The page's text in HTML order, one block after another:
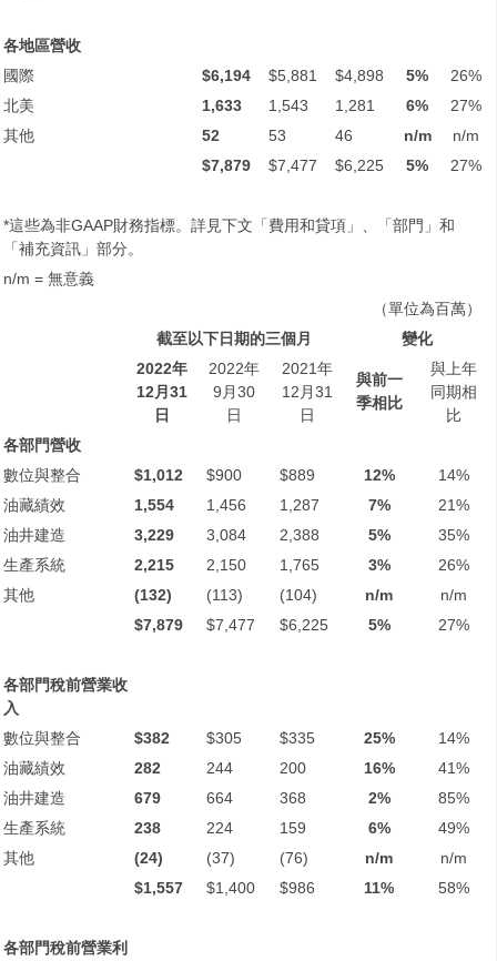
各地區營收
國際
$6,194 $5,881 $4,898 5%
26%
北美
1,633 1,543 1,281 6%
27%
其他
52 53 46 n/m
n/m
$7,879
$7,477 $6,225 5% 27%
*這些為非GAAP財務指標。詳見下文「費用和貸項」、「部門」和
「補充資訊」部分。
n/m = 無意義
（單位為百萬）
截至以下日期的三個月
變化
2022年
12月 31
日
2022年
9月30
日
2021年
12月31
日
與前一
季相比
與上年
同期相
比
各部門營收
數位與整合
$1,012 $900 $889 12%
14%
油藏績效
1,554 1,456 1,287 7%
21%
油井建造
3,229 3,084 2,388 5%
35%
生產系統
2,215 2,150 1,765 3%
26%
其他
(132) (113) (104) n/m
n/m
$7,879
$7,477 $6,225 5% 27%
各部門稅前營業收
入
數位與整合
$382 $305 $335 25%
14%
油藏績效
282 244 200 16%
41%
油井建造
679 664 368 2%
85%
生產系統
238 224 159 6%
49%
其他
(24) (37) (76) n/m
n/m
$1,557
$1,400 $986 11% 58%
各部門稅前營業利